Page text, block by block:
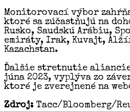
Monitorovací výbor
ktoré sa zúčastňujú na
Rusko, Saudskú Arábiu,
emiráty, Irak, Kuvajt,
Kazachstan.
Ďalšie stretnutie
júna 2023, vyplýva zo
ktoré je zverejnené na
Zdroj: Tacc/Bloomberg/